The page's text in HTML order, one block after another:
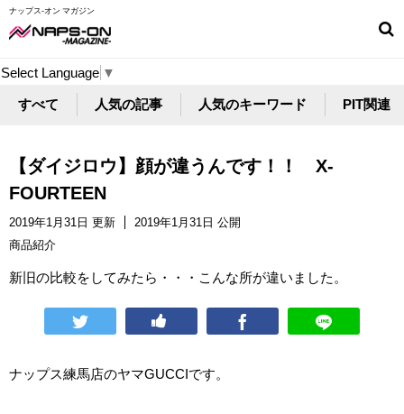
ナップス-オン マガジン
Select Language ▼
すべて 人気の記事 人気のキーワード PIT関連
【ダイジロウ】顔が違うんです！！ X-
FOURTEEN
2019年1月31日 更新
2019年1月31日 公開
商品紹介
新旧の比較をしてみたら・・・こんな所が違いました。
ナップス練馬店のヤマGUCCIです。